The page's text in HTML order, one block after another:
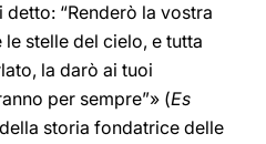
“Renderò la vostra
stelle del cielo, e tutta
la darò ai tuoi
per sempre”» (Es
storia fondatrice delle